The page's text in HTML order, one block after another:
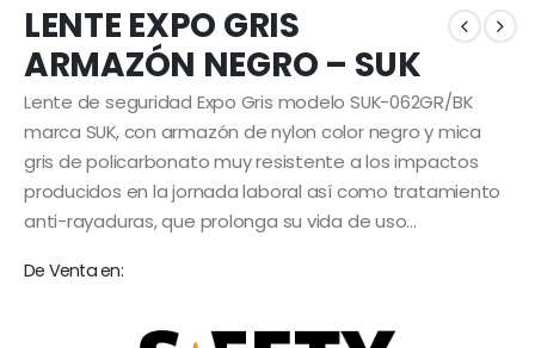
LENTE EXPO GRIS
ARMAZÓN NEGRO – SUK
Lente de seguridad Expo Gris modelo SUK-062GR/BK
marca SUK, con armazón de nylon color negro y mica
gris de policarbonato muy resistente a los impactos
producidos en la jornada laboral así como tratamiento
anti-rayaduras, que prolonga su vida de uso…
De Venta en: